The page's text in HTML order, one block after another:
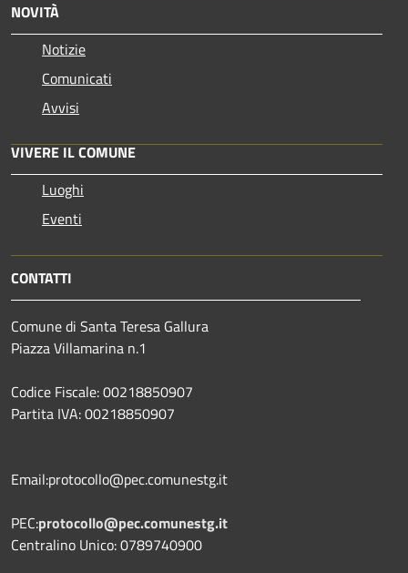
NOVITÀ
Notizie
Comunicati
Avvisi
VIVERE IL COMUNE
Luoghi
Eventi
CONTATTI
Comune di Santa Teresa Gallura
Piazza Villamarina n.1
Codice Fiscale: 00218850907
Partita IVA: 00218850907
Email:protocollo@pec.comunestg.it
PEC:protocollo@pec.comunestg.it
Centralino Unico: 0789740900